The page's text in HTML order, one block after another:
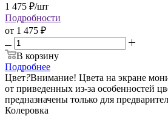
1 475 ₽/шт
Подробности
от 1 475 ₽
В корзину
Подробнее
Цвет?Внимание! Цвета на экране
от приведенных из-за особенностей
предназначены только для
Колеровка